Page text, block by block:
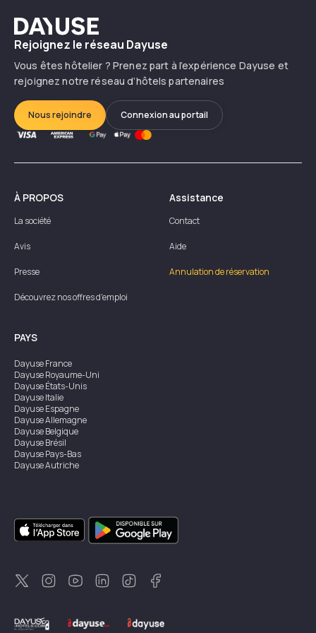
Dayuse
Rejoignez le réseau Dayuse
Vous êtes hôtelier ? Prenez part à l’expérience Dayuse et
rejoignez notre réseau d’hôtels partenaires
Nous rejoindre Connexion au portail
À PROPOS
La société
Avis
Presse
Découvrez nos offres d'emploi
Assistance
Contact
Aide
Annulation de réservation
PAYS
DayuseFrance
DayuseRoyaume-Uni
DayuseÉtats-Unis
DayuseItalie
DayuseEspagne
DayuseAllemagne
DayuseBelgique
DayuseBrésil
DayusePays-Bas
DayuseAutriche
DayuseSingapour
DayuseSuède
DayuseThaïlande
DayuseNouvelle-Zélande
DayuseTurquie